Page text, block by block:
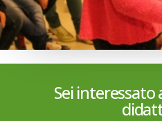
Sei interessato